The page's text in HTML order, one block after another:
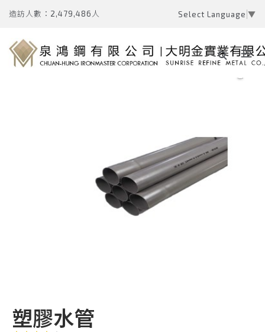
造訪人數：2,479,486人 Select Language ▼
塑膠水管